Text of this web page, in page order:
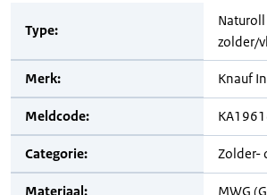
Type:
zolder/
Merk: Knauf
Meldcode:
Categorie: Zolder-
Materiaal: MWG